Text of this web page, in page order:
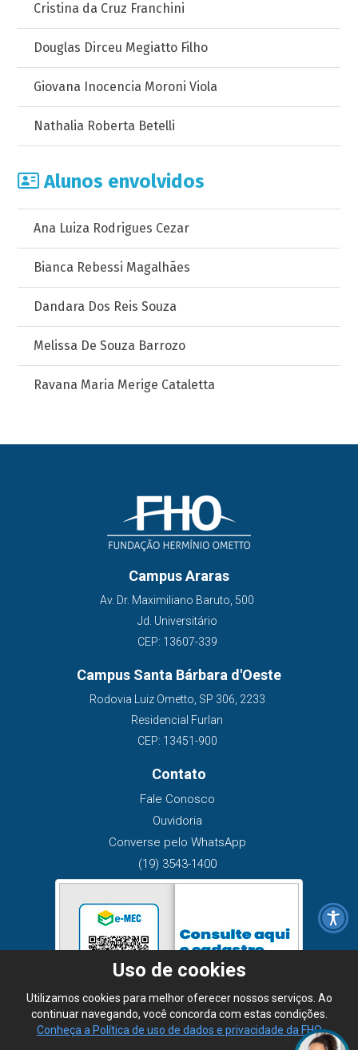
Cristina da Cruz Franchini
Douglas Dirceu Megiatto Filho
Giovana Inocencia Moroni Viola
Nathalia Roberta Betelli
Alunos envolvidos
Ana Luiza Rodrigues Cezar
Bianca Rebessi Magalhães
Dandara Dos Reis Souza
Melissa De Souza Barrozo
Ravana Maria Merige Cataletta
Campus Araras
Av. Dr. Maximiliano Baruto, 500
Jd. Universitário
CEP: 13607-339
Campus Santa Bárbara d'Oeste
Rodovia Luiz Ometto, SP 306, 2233
Residencial Furlan
CEP: 13451-900
Contato
Fale Conosco
Ouvidoria
Converse pelo WhatsApp
(19) 3543-1400
Uso de cookies
Utilizamos cookies para melhor oferecer nossos serviços. Ao
continuar navegando, você concorda com estas condições.
Conheça a Política de uso de dados e privacidade da FHO